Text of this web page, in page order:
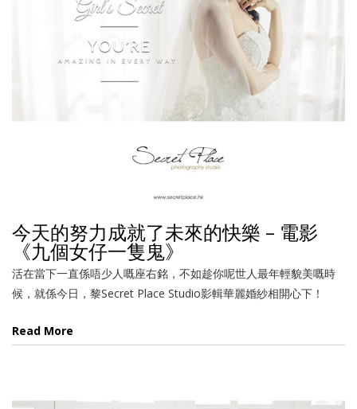
今天的努力成就了未來的快樂 – 電影
《九個女仔一隻鬼》
活在當下一直係唔少人嘅座右銘，不如趁你呢世人最年輕貌美嘅時
候，就係今日，黎Secret Place Studio影輯華麗婚紗相開心下！
Read More